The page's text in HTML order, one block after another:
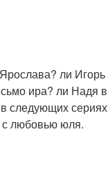
ли Игорь
ира? ли Надя
следующих
любовью юля.